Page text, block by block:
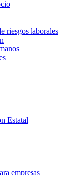
riesgos laborales
Estatal
empresas